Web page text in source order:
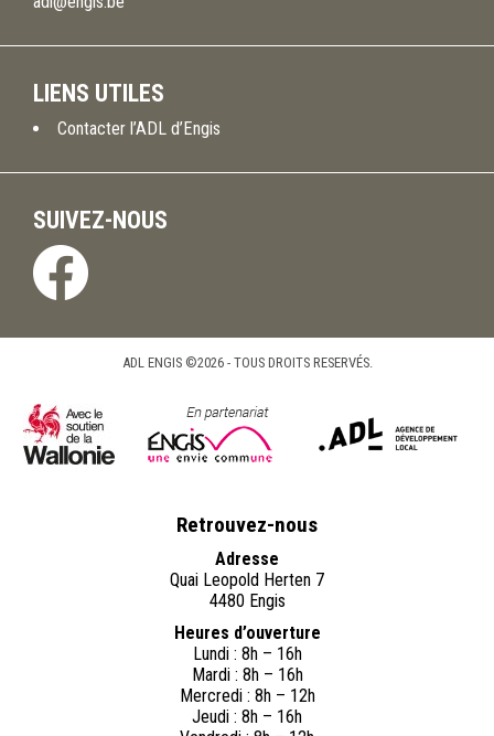
LIENS UTILES
Contacter l’ADL d’Engis
SUIVEZ-NOUS
ADL ENGIS ©2026 - TOUS DROITS RESERVÉS.
Retrouvez-nous
Adresse
Quai Leopold Herten 7
4480 Engis
Heures d’ouverture
Lundi : 8h – 16h
Mardi : 8h – 16h
Mercredi : 8h – 12h
Jeudi : 8h – 16h